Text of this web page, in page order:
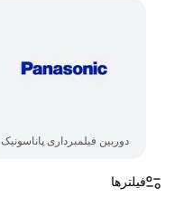
دوربین فیلمبرداری پاناسونیک
فیلترها